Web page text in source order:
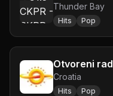
Thunder Bay
Hits Pop
Otvoreni
Croatia
Hits Pop